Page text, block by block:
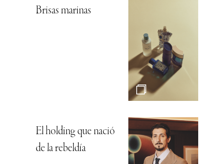
Brisas marinas
El holding que nació
de la rebeldía